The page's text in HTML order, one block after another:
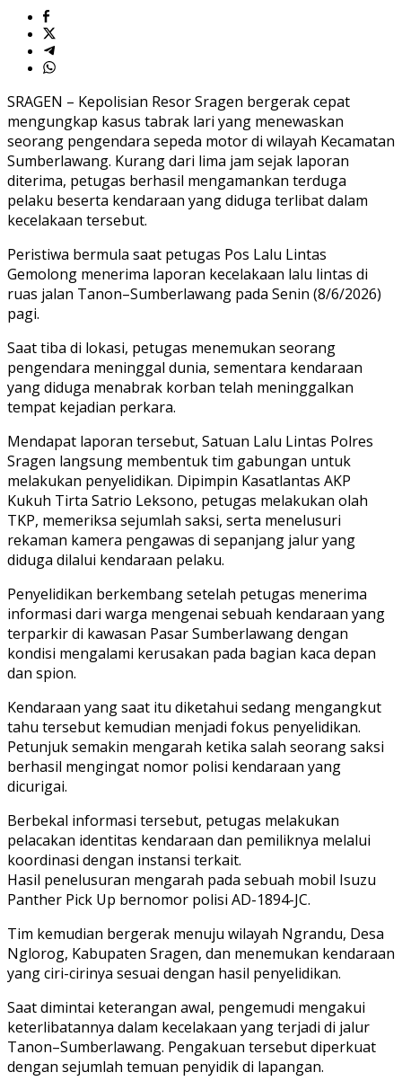
SRAGEN – Kepolisian Resor Sragen bergerak cepat
mengungkap kasus tabrak lari yang menewaskan
seorang pengendara sepeda motor di wilayah Kecamatan
Sumberlawang. Kurang dari lima jam sejak laporan
diterima, petugas berhasil mengamankan terduga
pelaku beserta kendaraan yang diduga terlibat dalam
kecelakaan tersebut.
Peristiwa bermula saat petugas Pos Lalu Lintas
Gemolong menerima laporan kecelakaan lalu lintas di
ruas jalan Tanon–Sumberlawang pada Senin (8/6/2026)
pagi.
Saat tiba di lokasi, petugas menemukan seorang
pengendara meninggal dunia, sementara kendaraan
yang diduga menabrak korban telah meninggalkan
tempat kejadian perkara.
Mendapat laporan tersebut, Satuan Lalu Lintas Polres
Sragen langsung membentuk tim gabungan untuk
melakukan penyelidikan. Dipimpin Kasatlantas AKP
Kukuh Tirta Satrio Leksono, petugas melakukan olah
TKP, memeriksa sejumlah saksi, serta menelusuri
rekaman kamera pengawas di sepanjang jalur yang
diduga dilalui kendaraan pelaku.
Penyelidikan berkembang setelah petugas menerima
informasi dari warga mengenai sebuah kendaraan yang
terparkir di kawasan Pasar Sumberlawang dengan
kondisi mengalami kerusakan pada bagian kaca depan
dan spion.
Kendaraan yang saat itu diketahui sedang mengangkut
tahu tersebut kemudian menjadi fokus penyelidikan.
Petunjuk semakin mengarah ketika salah seorang saksi
berhasil mengingat nomor polisi kendaraan yang
dicurigai.
Berbekal informasi tersebut, petugas melakukan
pelacakan identitas kendaraan dan pemiliknya melalui
koordinasi dengan instansi terkait.
Hasil penelusuran mengarah pada sebuah mobil Isuzu
Panther Pick Up bernomor polisi AD-1894-JC.
Tim kemudian bergerak menuju wilayah Ngrandu, Desa
Nglorog, Kabupaten Sragen, dan menemukan kendaraan
yang ciri-cirinya sesuai dengan hasil penyelidikan.
Saat dimintai keterangan awal, pengemudi mengakui
keterlibatannya dalam kecelakaan yang terjadi di jalur
Tanon–Sumberlawang. Pengakuan tersebut diperkuat
dengan sejumlah temuan penyidik di lapangan.